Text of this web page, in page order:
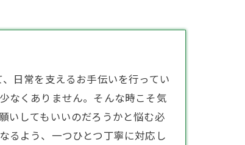
、日常を支えるお手伝いを行ってい
なくありません。そんな時こそ気
いしてもいいのだろうかと悩む必
るよう、一つひとつ丁寧に対応し